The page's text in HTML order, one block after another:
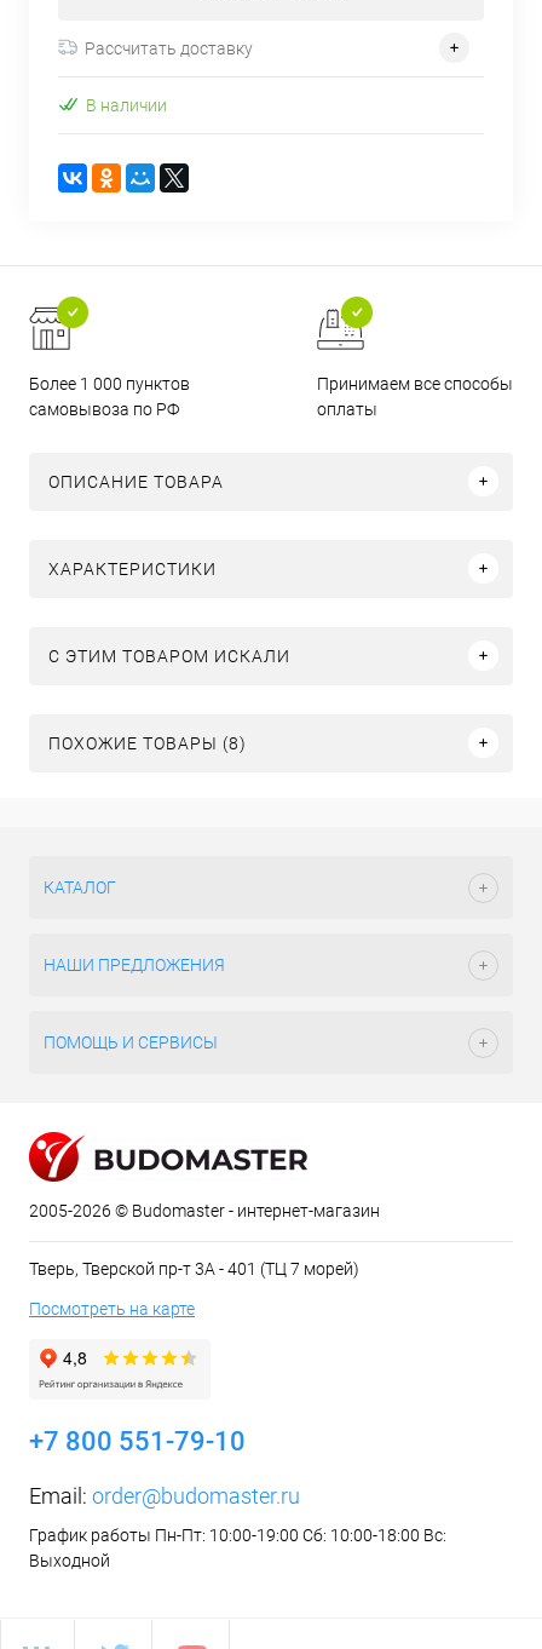
Рассчитать доставку
В наличии
Более 1 000 пунктов
самовывоза по РФ
Принимаем все способы
оплаты
ОПИСАНИЕ ТОВАРА
ХАРАКТЕРИСТИКИ
C ЭТИМ ТОВАРОМ ИСКАЛИ
ПОХОЖИЕ ТОВАРЫ (8)
КАТАЛОГ
НАШИ ПРЕДЛОЖЕНИЯ
ПОМОЩЬ И СЕРВИСЫ
2005-2026 © Budomaster - интернет-магазин
Тверь, Тверской пр-т 3А - 401 (ТЦ 7 морей)
Посмотреть на карте
+7 800 551-79-10
Email: order@budomaster.ru
График работы Пн-Пт: 10:00-19:00 Сб: 10:00-18:00 Вс:
Выходной